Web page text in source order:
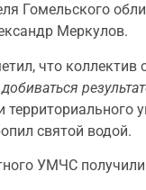
Гомельского
Меркулов.
что
святой водой.
УМЧС получили